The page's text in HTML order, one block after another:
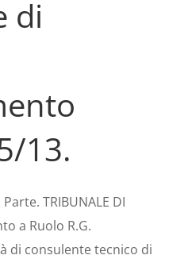
di
13.
TRIBUNALE DI
a Ruolo R.G.
di consulente tecnico di